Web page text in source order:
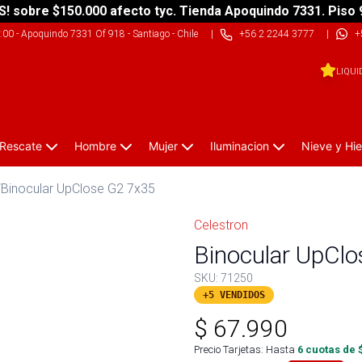
sobre $150.000 afecto tyc. Tienda Apoquindo 7331. Piso
- Apoquindo 7331 Of 918 - Santiago - Chile| +56 2 2244 3777 |
Hombre Mujer Iluminacion Nieve y
Binocular UpClose G2 7x35
Celestron
Binocular
SKU: 71250
+5 VENDIDOS
$ 67.990
Precio Tarjetas: Hasta 6 cuotas de